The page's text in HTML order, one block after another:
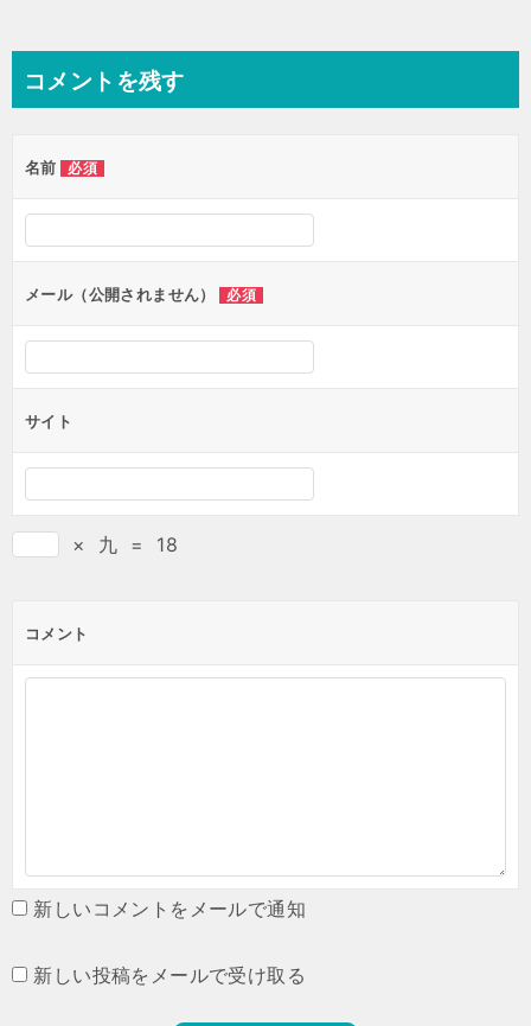
コメントを残す
名前 必須
メール（公開されません） 必須
サイト
× 九 = 18
コメント
新しいコメントをメールで通知
新しい投稿をメールで受け取る